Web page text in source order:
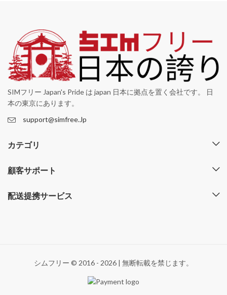
SIMフリー Japan's Pride は japan 日本に拠点を置く会社です。 日
本の東京にあります。
support@simfree.Jp
カテゴリ
顧客サポート
配送提携サービス
シムフリー © 2016 - 2026 | 無断転載を禁じます。